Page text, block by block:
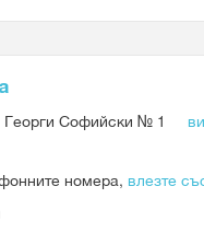
Георги Софийски № 1
номера, влезте